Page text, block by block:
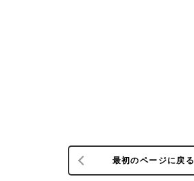
最初のページに戻る